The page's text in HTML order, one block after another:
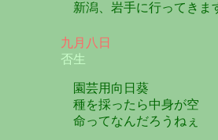
新潟、岩手に行ってきま
九月八日
否生
園芸用向日葵
種を採ったら中身が空
命ってなんだろうねぇ